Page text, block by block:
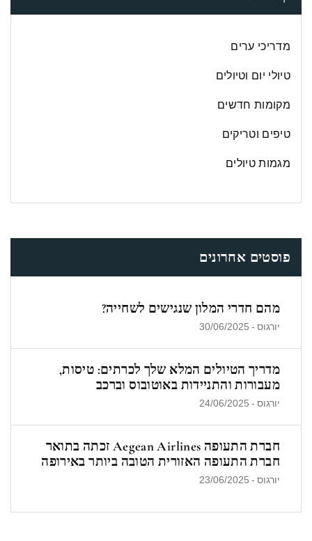
מדריכי ערים
טיולי יום וטיולים
מקומות חדשים
טיפים וטריקים
מגמות טיולים
פוסטים אחרונים
מהם חדרי המלון שנגישים לשחייה?
יורגוס -
30/06/2025
מדריך הטיולים המלא שלך לכרתים: טיסות,
מעבורות והתניידות באוטובוס וברכב
יורגוס -
24/06/2025
חברת התעופה Aegean Airlines זכתה בתואר
חברת התעופה האזורית הטובה ביותר באירופה
לשנת 2025
יורגוס -
23/06/2025